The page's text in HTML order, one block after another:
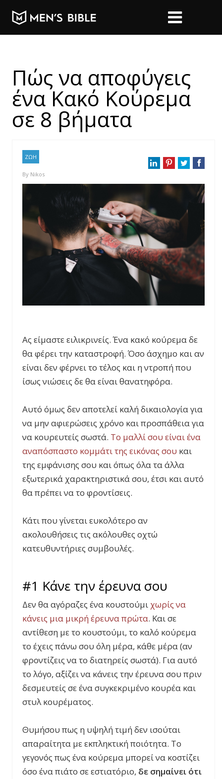
Πώς να αποφύγεις
ένα Κακό Κούρεμα
σε 8 βήματα
ΖΩΗ
By Nikos
Ας είμαστε ειλικρινείς. Ένα κακό κούρεμα δε
θα φέρει την καταστροφή. Όσο άσχημο και αν
είναι δεν φέρνει το τέλος και η ντροπή που
ίσως νιώσεις δε θα είναι θανατηφόρα.
Αυτό όμως δεν αποτελεί καλή δικαιολογία για
να μην αφιερώσεις χρόνο και προσπάθεια για
να κουρευτείς σωστά. Το μαλλί σου είναι ένα
αναπόσπαστο κομμάτι της εικόνας σου και
της εμφάνισης σου και όπως όλα τα άλλα
εξωτερικά χαρακτηριστικά σου, έτσι και αυτό
θα πρέπει να το φροντίσεις.
Κάτι που γίνεται ευκολότερο αν
ακολουθήσεις τις ακόλουθες οχτώ
κατευθυντήριες συμβουλές.
#1 Κάνε την έρευνα σου
Δεν θα αγόραζες ένα κουστούμι χωρίς να
κάνεις μια μικρή έρευνα πρώτα. Και σε
αντίθεση με το κουστούμι, το καλό κούρεμα
το έχεις πάνω σου όλη μέρα, κάθε μέρα (αν
φροντίζεις να το διατηρείς σωστά). Για αυτό
το λόγο, αξίζει να κάνεις την έρευνα σου πριν
δεσμευτείς σε ένα συγκεκριμένο κουρέα και
στυλ κουρέματος.
Θυμήσου πως η υψηλή τιμή δεν ισούται
απαραίτητα με εκπληκτική ποιότητα. Το
γεγονός πως ένα κούρεμα μπορεί να κοστίζει
όσο ένα πιάτο σε εστιατόριο, δε σημαίνει ότι